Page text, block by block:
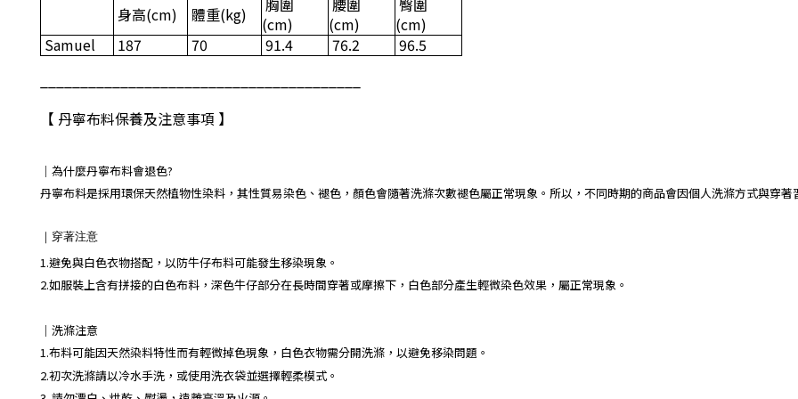
身高(cm) 體重(kg)
胸圍
(cm)
腰圍
(cm)
臀圍
(cm)
Samuel
187 70 91.4 76.2
96.5
【 丹寧布料保養及注意事項 】
｜ 為什麼丹寧布料會退色?
丹寧布料是採用環保天然植物性染料，其性質易染色、褪色，顏色會隨著洗滌次數褪色屬正常現象。所以，不同時期的商品會因個人洗滌方式與穿著
｜ 穿著注意
1.避免與白色衣物搭配，以防牛仔布料可能發生移染現象。
2.如服裝上含有拼接的白色布料，深色牛仔部分在長時間穿著或摩擦下，白色部分產生輕微染色效果，屬正常現象。
｜ 洗滌注意
1.布料可能因天然染料特性而有輕微掉色現象，白色衣物需分開洗滌，以避免移染問題。
2.初次洗滌請以冷水手洗，或使用洗衣袋並選擇輕柔模式。